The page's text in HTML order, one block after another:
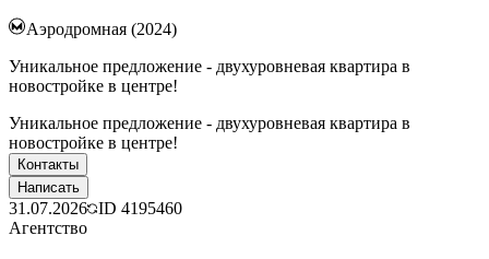
Аэродромная (2024)
Уникальное предложение - двухуровневая квартира в
новостройке в центре!
Уникальное предложение - двухуровневая квартира в
новостройке в центре!
Контакты
Написать
31.07.2026 ID 4195460
Агентство